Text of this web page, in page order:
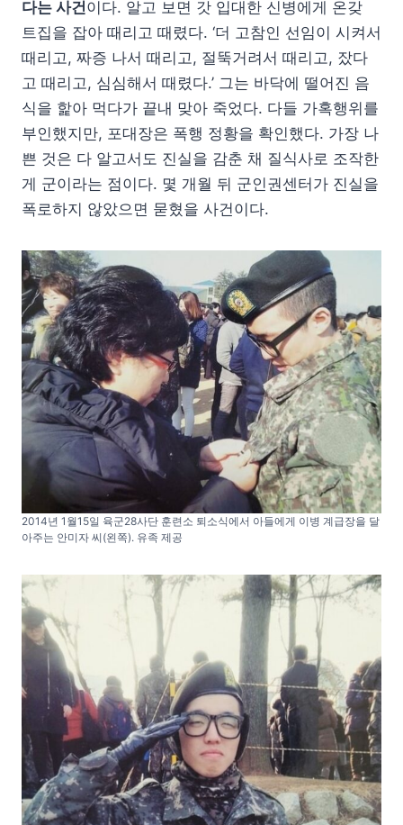
다는 사건이다. 알고 보면 갓 입대한 신병에게 온갖
트집을 잡아 때리고 때렸다. ‘더 고참인 선임이 시켜서
때리고, 짜증 나서 때리고, 절뚝거려서 때리고, 잤다
고 때리고, 심심해서 때렸다.’ 그는 바닥에 떨어진 음
식을 핥아 먹다가 끝내 맞아 죽었다. 다들 가혹행위를
부인했지만, 포대장은 폭행 정황을 확인했다. 가장 나
쁜 것은 다 알고서도 진실을 감춘 채 질식사로 조작한
게 군이라는 점이다. 몇 개월 뒤 군인권센터가 진실을
폭로하지 않았으면 묻혔을 사건이다.
2014년 1월15일 육군28사단 훈련소 퇴소식에서 아들에게 이병 계급장을 달
아주는 안미자 씨(왼쪽). 유족 제공